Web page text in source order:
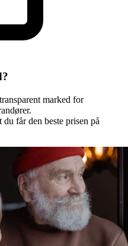
marked for
får den beste prisen på